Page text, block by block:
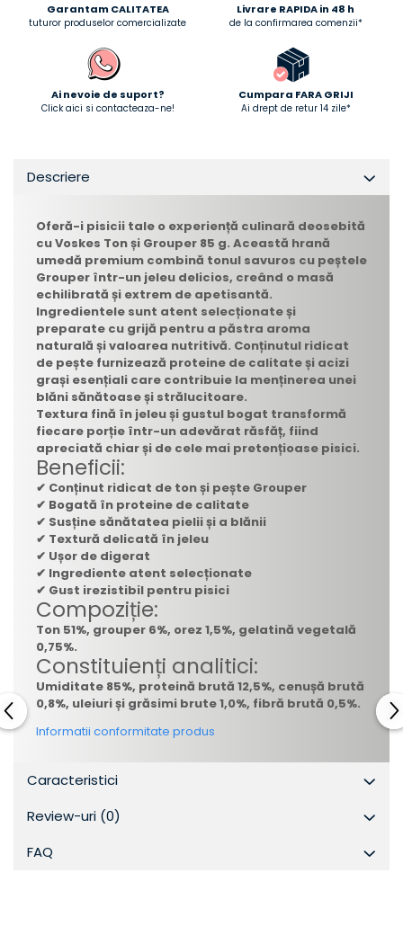
Garantam CALITATEA
tuturor produselor comercializate
Livrare RAPIDA in 48 h
de la confirmarea comenzii*
Ai nevoie de suport?
Click aici si contacteaza-ne!
Cumpara FARA GRIJI
Ai drept de retur 14 zile*
Descriere
Oferă-i pisicii tale o experiență culinară deosebită
cu Voskes Ton și Grouper 85 g. Această hrană
umedă premium combină tonul savuros cu peștele
Grouper într-un jeleu delicios, creând o masă
echilibrată și extrem de apetisantă.
Ingredientele sunt atent selecționate și
preparate cu grijă pentru a păstra aroma
naturală și valoarea nutritivă. Conținutul ridicat
de pește furnizează proteine de calitate și acizi
grași esențiali care contribuie la menținerea unei
blăni sănătoase și strălucitoare.
Textura fină în jeleu și gustul bogat transformă
fiecare porție într-un adevărat răsfăț, fiind
apreciată chiar și de cele mai pretențioase pisici.
Beneficii:
✔ Conținut ridicat de ton și pește Grouper
✔ Bogată în proteine de calitate
✔ Susține sănătatea pielii și a blănii
✔ Textură delicată în jeleu
✔ Ușor de digerat
✔ Ingrediente atent selecționate
✔ Gust irezistibil pentru pisici
Compoziție:
Ton 51%, grouper 6%, orez 1,5%, gelatină vegetală
0,75%.
Constituienți analitici:
Umiditate 85%, proteină brută 12,5%, cenușă brută
0,8%, uleiuri și grăsimi brute 1,0%, fibră brută 0,5%.
Informatii conformitate produs
Caracteristici
Review-uri (0)
FAQ